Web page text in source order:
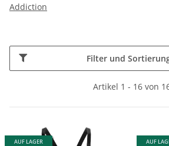
Addiction
Filter und
Artikel 1 - 16 von
AUF LAGER AUF